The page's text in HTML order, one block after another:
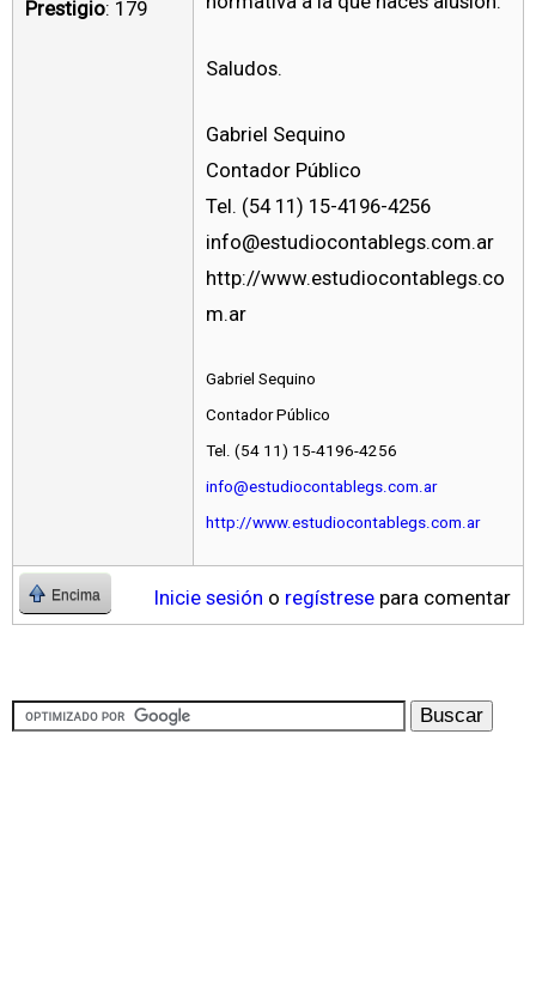
Prestigio: 179
Saludos.
Gabriel Sequino
Contador Público
Tel. (54 11) 15-4196-4256
info@estudiocontablegs.com.ar
http://www.estudiocontablegs.co
m.ar
Gabriel Sequino
Contador Público
Tel. (54 11) 15-4196-4256
info@estudiocontablegs.com.ar
http://www.estudiocontablegs.com.ar
Encima Inicie sesión o regístrese para comentar